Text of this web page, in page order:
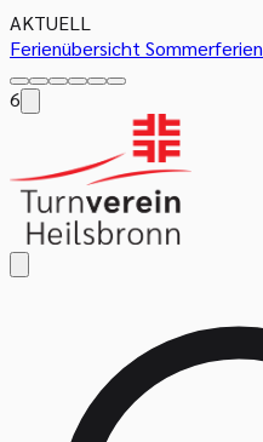
AKTUELL
Ferienübersicht Sommerferien
6